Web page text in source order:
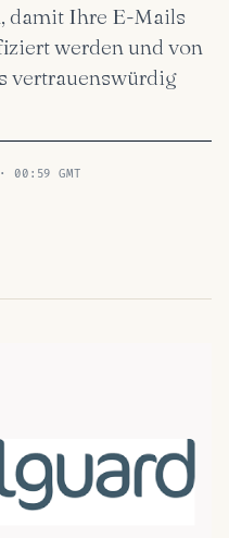
damit Ihre E-Mails
werden und von
vertrauenswürdig
00:59 GMT